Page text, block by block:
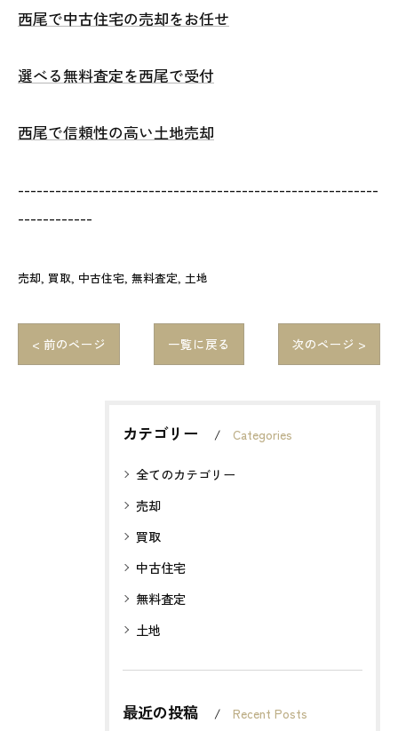
西尾で中古住宅の売却をお任せ
選べる無料査定を西尾で受付
西尾で信頼性の高い土地売却
----------------------------------------------------------
------------
売却 買取 中古住宅 無料査定 土地
< 前のページ 一覧に戻る 次のページ >
カテゴリー Categories
全てのカテゴリー
売却
買取
中古住宅
無料査定
土地
最近の投稿 Recent Posts